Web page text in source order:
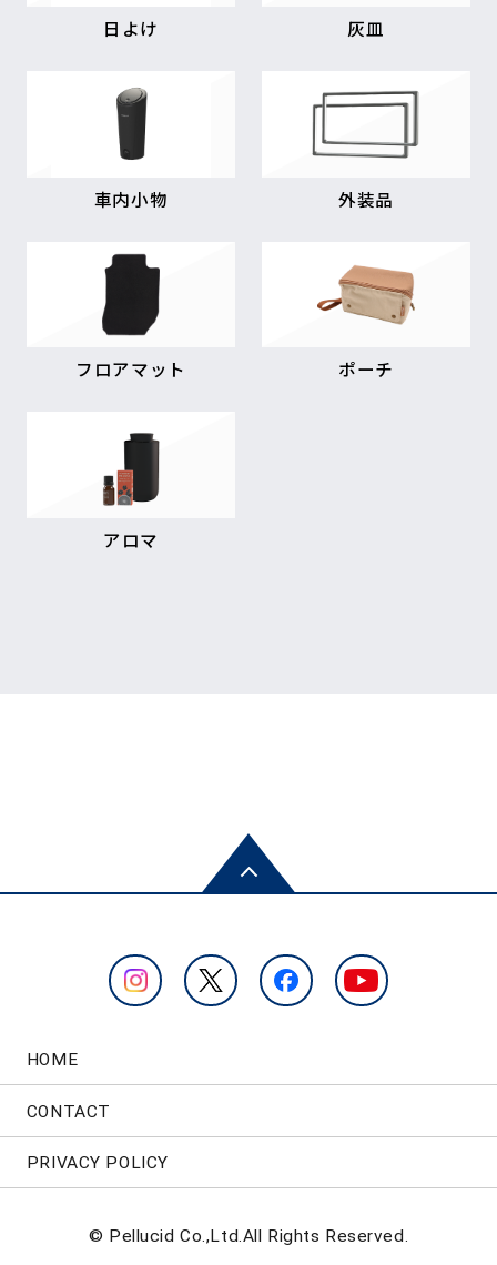
日よけ 灰皿
車内小物 外装品
フロアマット ポーチ
アロマ
HOME
CONTACT
PRIVACY POLICY
© Pellucid Co.,Ltd.All Rights Reserved.